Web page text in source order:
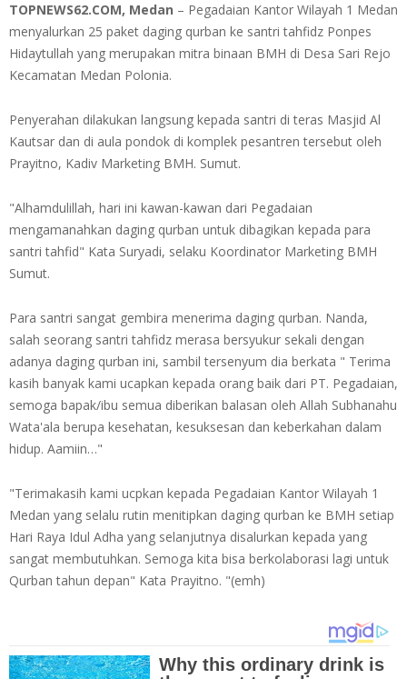
TOPNEWS62.COM, Medan – Pegadaian Kantor Wilayah 1 Medan
menyalurkan 25 paket daging qurban ke santri tahfidz Ponpes
Hidaytullah yang merupakan mitra binaan BMH di Desa Sari Rejo
Kecamatan Medan Polonia.
Penyerahan dilakukan langsung kepada santri di teras Masjid Al
Kautsar dan di aula pondok di komplek pesantren tersebut oleh
Prayitno, Kadiv Marketing BMH. Sumut.
"Alhamdulillah, hari ini kawan-kawan dari Pegadaian
mengamanahkan daging qurban untuk dibagikan kepada para
santri tahfid" Kata Suryadi, selaku Koordinator Marketing BMH
Sumut.
Para santri sangat gembira menerima daging qurban. Nanda,
salah seorang santri tahfidz merasa bersyukur sekali dengan
adanya daging qurban ini, sambil tersenyum dia berkata " Terima
kasih banyak kami ucapkan kepada orang baik dari PT. Pegadaian,
semoga bapak/ibu semua diberikan balasan oleh Allah Subhanahu
Wata'ala berupa kesehatan, kesuksesan dan keberkahan dalam
hidup. Aamiin…"
"Terimakasih kami ucpkan kepada Pegadaian Kantor Wilayah 1
Medan yang selalu rutin menitipkan daging qurban ke BMH setiap
Hari Raya Idul Adha yang selanjutnya disalurkan kepada yang
sangat membutuhkan. Semoga kita bisa berkolaborasi lagi untuk
Qurban tahun depan" Kata Prayitno. "(emh)